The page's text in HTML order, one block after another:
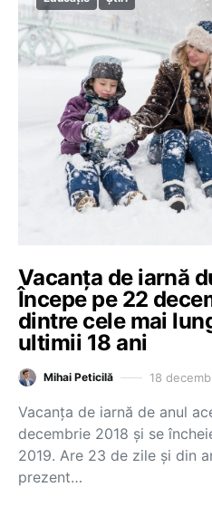
Vacanța de iarnă
Începe pe 22
dintre cele mai
ultimii 18 ani
Mihai Peticilă 18
Vacanța de iarnă de anul
decembrie 2018 și se
2019. Are 23 de zile și din
prezent…